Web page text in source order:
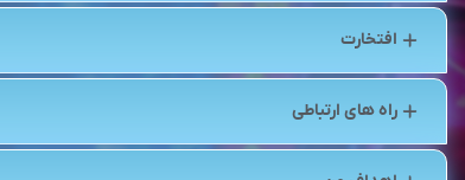
افتخارت
راه های ارتباطی